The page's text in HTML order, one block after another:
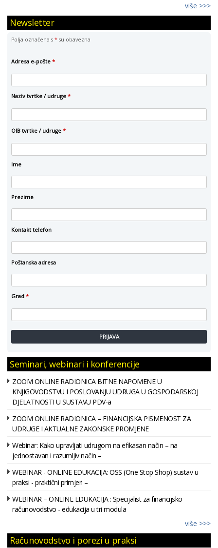
više >>>
Newsletter
Polja označena s * su obavezna
Adresa e-pošte *
Naziv tvrtke / udruge *
OIB tvrtke / udruge *
Ime
Prezime
Kontakt telefon
Poštanska adresa
Grad *
PRIJAVA
Seminari, webinari i konferencije
ZOOM ONLINE RADIONICA BITNE NAPOMENE U
KNJIGOVODSTVU I POSLOVANJU UDRUGA U GOSPODARSKOJ
DJELATNOSTI U SUSTAVU PDV-a
ZOOM ONLINE RADIONICA – FINANCIJSKA PISMENOST ZA
UDRUGE I AKTUALNE ZAKONSKE PROMJENE
Webinar: Kako upravljati udrugom na efikasan način – na
jednostavan i razumljiv način –
WEBINAR - ONLINE EDUKACIJA: OSS (One Stop Shop) sustav u
praksi - praktični primjeri –
WEBINAR – ONLINE EDUKACIJA : Specijalist za financijsko
računovodstvo - edukacija u tri modula
više >>>
Računovodstvo i porezi u praksi